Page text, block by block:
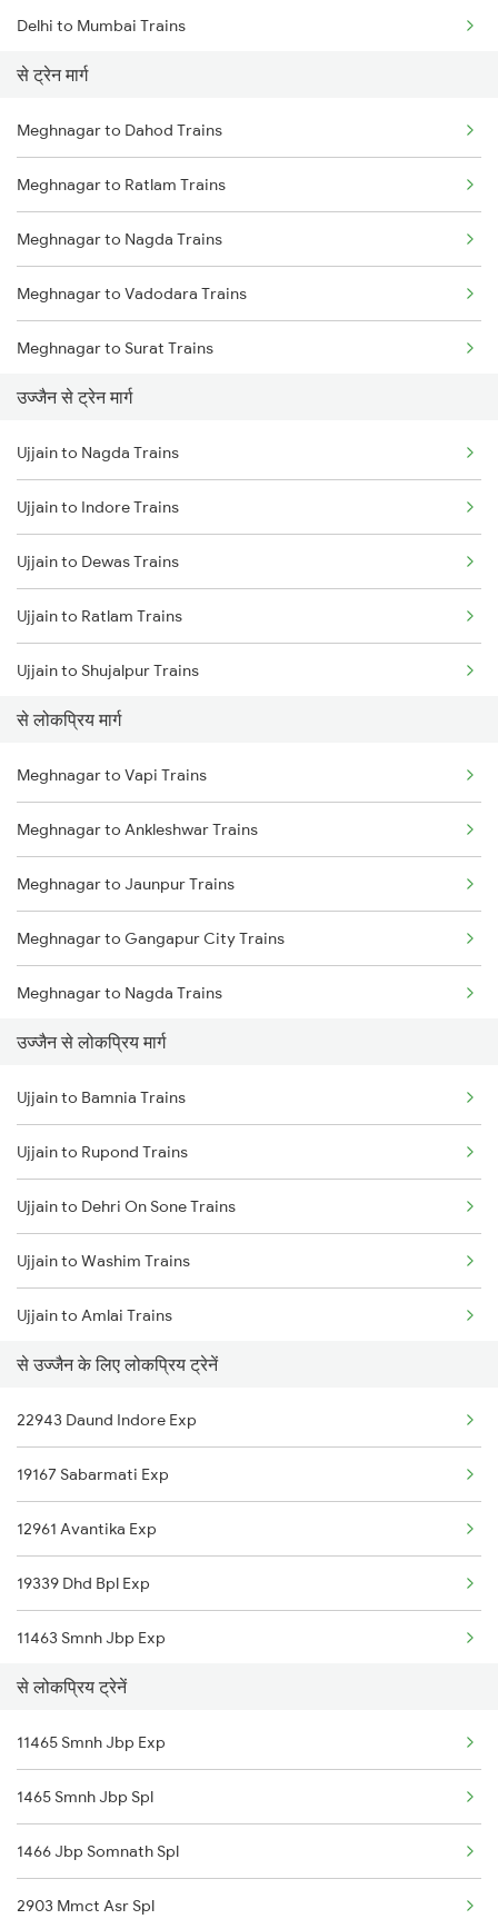
Delhi to Mumbai Trains
Mumbai to Pune Trains
Delhi to Jammu Trains
Mumbai to Delhi Trains
Mumbai to Goa Trains
Chennai to Coimbatore Trains
से ट्रेन मार्ग
Meghnagar to Dahod Trains
Meghnagar to Ratlam Trains
Meghnagar to Nagda Trains
Meghnagar to Vadodara Trains
Meghnagar to Surat Trains
Meghnagar to Kota Trains
Meghnagar to Vapi Trains
Meghnagar to Ramganj Mandi Trains
उज्जैन से ट्रेन मार्ग
Ujjain to Nagda Trains
Ujjain to Indore Trains
Ujjain to Dewas Trains
Ujjain to Ratlam Trains
Ujjain to Shujalpur Trains
Ujjain to Bhopal Trains
Ujjain to Makshi Trains
Ujjain to Dahod Trains
Ujjain to Sehore Trains
Ujjain to Vadodara Trains
Ujjain to Berchha Trains
Ujjain to Bina Trains
Ujjain to Ghudawan Trains
Ujjain to Godhra Trains
से लोकप्रिय मार्ग
Meghnagar to Vapi Trains
Meghnagar to Ankleshwar Trains
Meghnagar to Jaunpur Trains
Meghnagar to Gangapur City Trains
Meghnagar to Nagda Trains
Meghnagar to Varanasi Trains
Meghnagar to Vidisha Trains
Meghnagar to Vikramgarh Alot Trains
Meghnagar to Somnath Trains
Meghnagar to Beas Trains
Meghnagar to Ramganj Mandi Trains
Meghnagar to Dehradun Trains
उज्जैन से लोकप्रिय मार्ग
Ujjain to Bamnia Trains
Ujjain to Rupond Trains
Ujjain to Dehri On Sone Trains
Ujjain to Washim Trains
Ujjain to Amlai Trains
Ujjain to Akbarpur Trains
Ujjain to Ahmedabad Trains
Ujjain to Agra Trains
Ujjain to Ajmer Trains
Ujjain to Akola Trains
से उज्जैन के लिए लोकप्रिय ट्रेनें
22943 Daund Indore Exp
19167 Sabarmati Exp
12961 Avantika Exp
19339 Dhd Bpl Exp
11463 Smnh Jbp Exp
19309 Shanti Express
से लोकप्रिय ट्रेनें
11465 Smnh Jbp Exp
1465 Smnh Jbp Spl
1466 Jbp Somnath Spl
2903 Mmct Asr Spl